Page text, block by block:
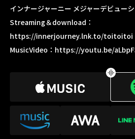
インナージャーニー メジャーデビュー
Streaming＆download：
https://innerjourney.lnk.to/toitoitoi
MusicVideo： https://youtu.be/